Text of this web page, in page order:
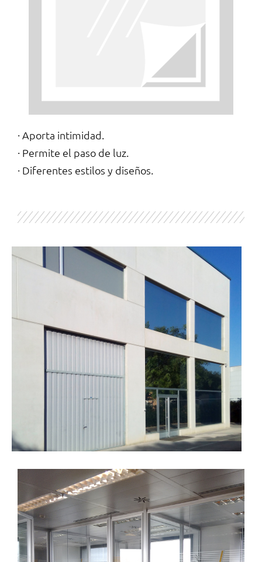
· Aporta intimidad.
· Permite el paso de luz.
· Diferentes estilos y diseños.